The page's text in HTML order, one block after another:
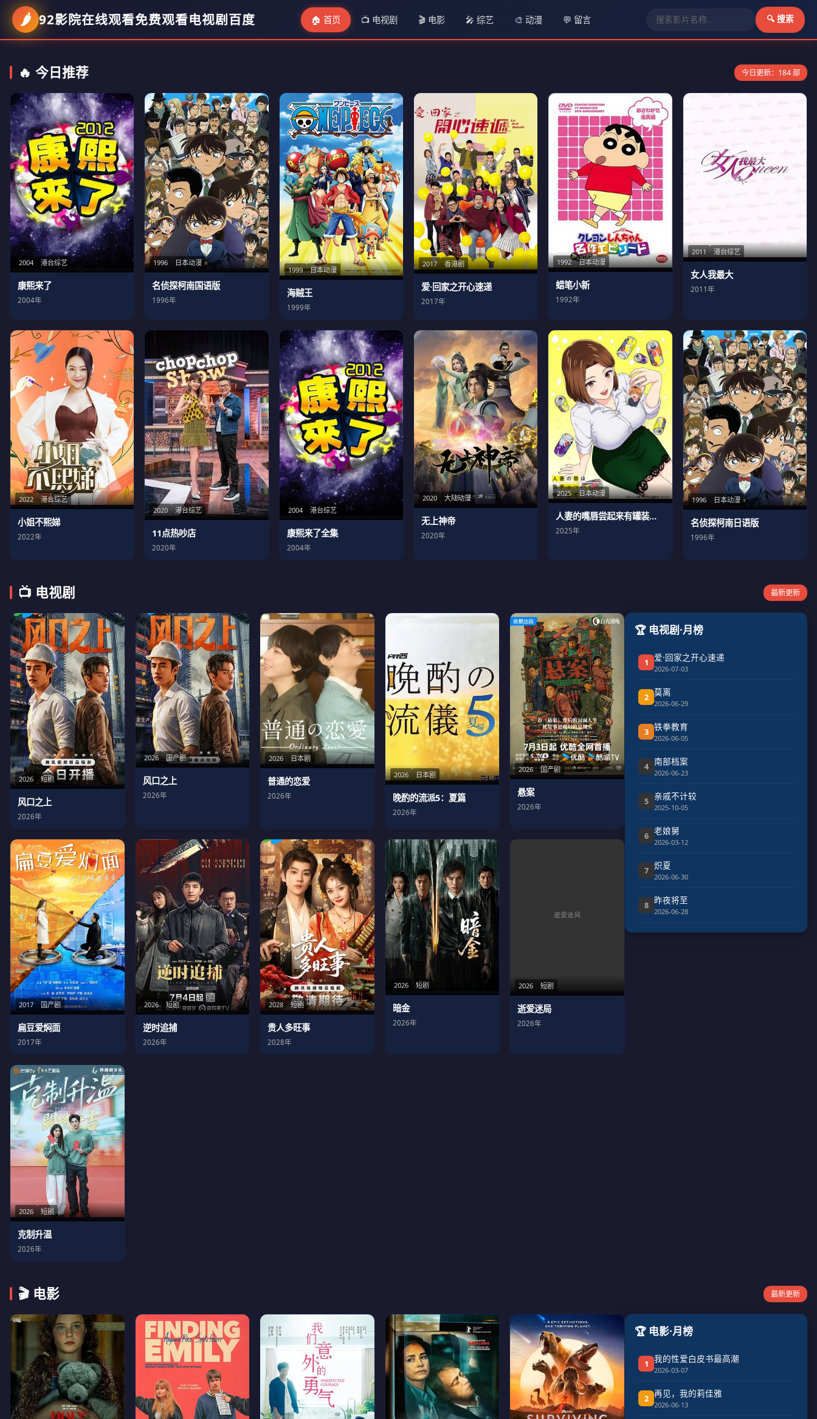
🌶️ 92影院在线观看免费观看电视剧百度 🏠 首页 📺 电视剧 🎬 电影 🎤 综艺 🎨 动漫 💬 留言 🔍 搜索
🔥 今日推荐 今日更新：184 部
2004 港台综艺
康熙来了
2004年
1996 日本动漫
名侦探柯南国语版
1996年
1999 日本动漫
海贼王
1999年
2017 香港剧
爱·回家之开心速递
2017年
1992 日本动漫
蜡笔小新
1992年
2011 港台综艺
女人我最大
2011年
2022 港台综艺
小姐不熙娣
2022年
2020 港台综艺
11点热吵店
2020年
2004 港台综艺
康熙来了全集
2004年
2020 大陆动漫
无上神帝
2020年
2025 日本动漫
人妻的嘴唇尝起来有罐装沙瓦的味道
2025年
1996 日本动漫
名侦探柯南日语版
1996年
📺 电视剧 最新更新
2026 短剧
风口之上
2026年
2026 国产剧
风口之上
2026年
2026 日本剧
普通的恋爱
2026年
2026 日本剧
晚酌的流派5：夏篇
2026年
2026 国产剧
悬案
2026年
2017 国产剧
扁豆爱焖面
2017年
2026 短剧
逆时追捕
2026年
2028 短剧
贵人多旺事
2028年
2026 短剧
暗金
2026年
2026 短剧
逝爱迷局
2026年
2026 短剧
克制升温
2026年
🏆 电视剧·月榜
1 爱·回家之开心速递
2026-07-03
2 莫离
2026-06-29
3 铁拳教育
2026-06-05
4 南部档案
2026-06-23
5 亲戚不计较
2025-10-05
6 老娘舅
2026-03-12
7 炽夏
2026-06-30
8 昨夜将至
2026-06-28
🎬 电影 最新更新
🏆 电影·月榜
1 我的性爱白皮书最高潮
2026-03-07
2 再见，我的莉佳雅
2026-06-13